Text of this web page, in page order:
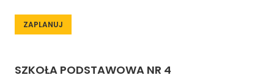
ZAPLANUJ
SZKOŁA PODSTAWOWA NR 4